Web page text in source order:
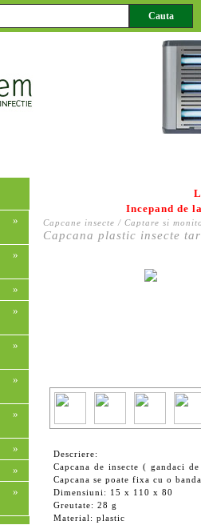
»
»
»
»
»
»
»
»
»
»
Incepand de
Capcane insecte / Captare si
Capcana plastic insecte
Descriere:
Capcana de insecte ( gandaci
Capcana se poate fixa cu o
Dimensiuni: 15 x 110 x 80
Greutate: 28 g
Material: plastic